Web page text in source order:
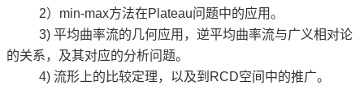
2）min-max方法在Plateau问题中的应用。
3) 平均曲率流的几何应用，逆平均曲率流与广义相对论
的关系，及其对应的分析问题。
4) 流形上的比较定理，以及到RCD空间中的推广。